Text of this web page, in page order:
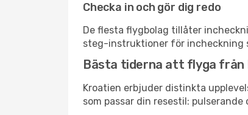
Checka in och gör dig redo
De flesta flygbolag tillåter
steg-instruktioner för incheckning
Bästa tiderna att flyga från
Kroatien erbjuder distinkta
som passar din resestil: